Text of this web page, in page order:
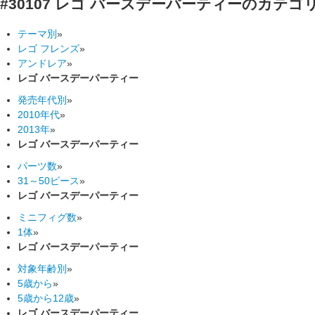
#30107 レゴ バースデーパーティーのカテゴ
テーマ別»
レゴ フレンズ»
アンドレア»
レゴ バースデーパーティー
発売年代別»
2010年代»
2013年»
レゴ バースデーパーティー
パーツ数»
31～50ピース»
レゴ バースデーパーティー
ミニフィグ数»
1体»
レゴ バースデーパーティー
対象年齢別»
5歳から»
5歳から12歳»